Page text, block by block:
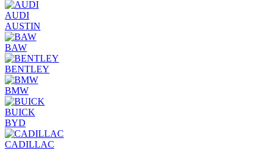
AUDI
AUSTIN
BAW
BENTLEY
BMW
BUICK
BYD
CADILLAC